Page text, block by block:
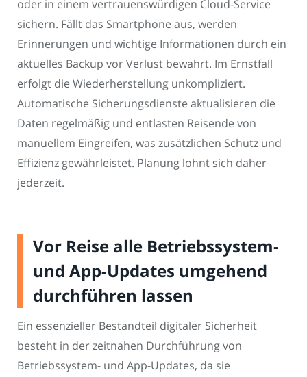
oder in einem vertrauenswürdigen Cloud-Service
sichern. Fällt das Smartphone aus, werden
Erinnerungen und wichtige Informationen durch ein
aktuelles Backup vor Verlust bewahrt. Im Ernstfall
erfolgt die Wiederherstellung unkompliziert.
Automatische Sicherungsdienste aktualisieren die
Daten regelmäßig und entlasten Reisende von
manuellem Eingreifen, was zusätzlichen Schutz und
Effizienz gewährleistet. Planung lohnt sich daher
jederzeit.
Vor Reise alle Betriebssystem-
und App-Updates umgehend
durchführen lassen
Ein essenzieller Bestandteil digitaler Sicherheit
besteht in der zeitnahen Durchführung von
Betriebssystem- und App-Updates, da sie